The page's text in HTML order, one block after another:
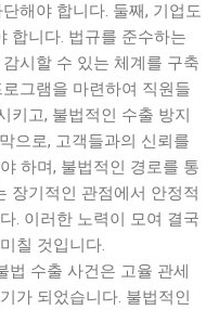
해야 합니다. 둘째, 기업도
합니다. 법규를 준수하는
시할 수 있는 체계를 구축
그램을 마련하여 직원들
키고, 불법적인 수출 방지
으로, 고객들과의 신뢰를
하며, 불법적인 경로를 통
장기적인 관점에서 안정적
. 이러한 노력이 모여 결국
칠 것입니다.
법 수출 사건은 고율 관세
가 되었습니다. 불법적인